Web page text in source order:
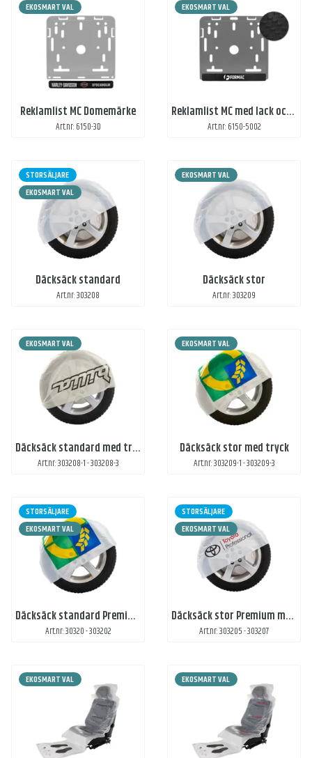
EKOSMART VAL
Reklamlist MC Domemärke
Art.nr: 6150-3D
EKOSMART VAL
Reklamlist MC med lack och vitt tryck
Art.nr: 6150-5002
STORSÄLJARE
EKOSMART VAL
Däcksäck standard
Art.nr: 303208
EKOSMART VAL
Däcksäck stor
Art.nr: 303209
EKOSMART VAL
Däcksäck standard med tryck
Art.nr: 303208-1 - 303208-3
EKOSMART VAL
Däcksäck stor med tryck
Art.nr: 303209-1 - 303209-3
STORSÄLJARE
EKOSMART VAL
Däcksäck standard Premium med tryck
Art.nr: 30320 - 303202
STORSÄLJARE
EKOSMART VAL
Däcksäck stor Premium med tryck
Art.nr: 303205 - 303207
EKOSMART VAL EKOSMART VAL